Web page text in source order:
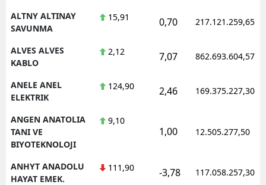
ALTNY ALTINAY
SAVUNMA
15,91 0,70 217.121.259,65
ALVES ALVES
KABLO
2,12 7,07 862.693.604,57
ANELE ANEL
ELEKTRIK
124,90 2,46 169.375.227,30
ANGEN ANATOLIA
TANI VE
BIYOTEKNOLOJI
9,10
1,00 12.505.277,50
ANHYT ANADOLU
HAYAT EMEK.
111,90 -3,78 117.058.257,30